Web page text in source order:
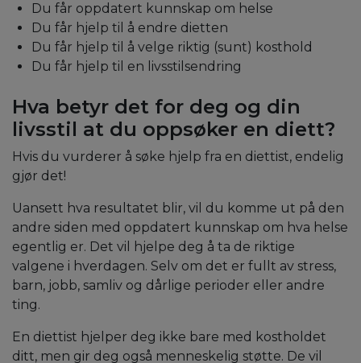
Du får oppdatert kunnskap om helse
Du får hjelp til å endre dietten
Du får hjelp til å velge riktig (sunt) kosthold
Du får hjelp til en livsstilsendring
Hva betyr det for deg og din
livsstil at du oppsøker en diett?
Hvis du vurderer å søke hjelp fra en diettist, endelig
gjør det!
Uansett hva resultatet blir, vil du komme ut på den
andre siden med oppdatert kunnskap om hva helse
egentlig er. Det vil hjelpe deg å ta de riktige
valgene i hverdagen. Selv om det er fullt av stress,
barn, jobb, samliv og dårlige perioder eller andre
ting.
En diettist hjelper deg ikke bare med kostholdet
ditt, men gir deg også menneskelig støtte. De vil